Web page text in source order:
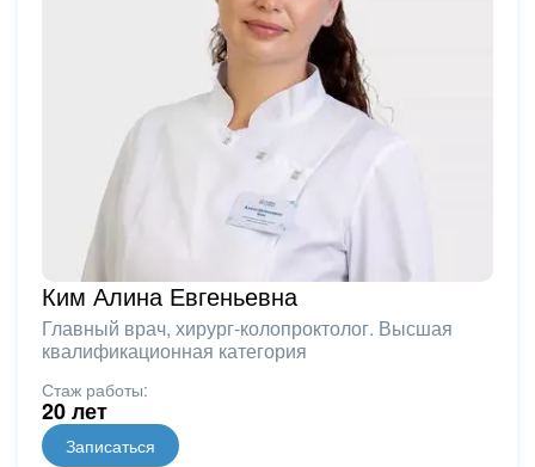
Ким Алина Евгеньевна
Главный врач, хирург-колопроктолог. Высшая
квалификационная категория
Стаж работы:
20 лет
Записаться